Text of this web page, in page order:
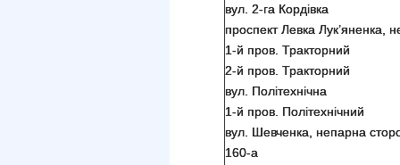
вул. 2-га Кордівка
проспект Левка Лук’яненка,
1-й пров. Тракторний
2-й пров. Тракторний
вул. Політехнічна
1-й пров. Політехнічний
вул. Шевченка, непарна
160-а